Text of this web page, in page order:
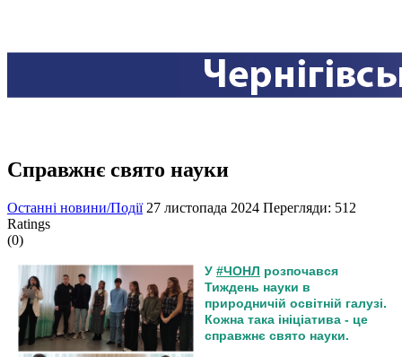
Cправжнє свято науки
Останні новини/Події 27 листопада 2024 Перегляди: 512
Ratings
(0)
У #ЧОНЛ розпочався
Тиждень науки в
природничій освітній галузі.
Кожна така ініціатива - це
справжнє свято науки.